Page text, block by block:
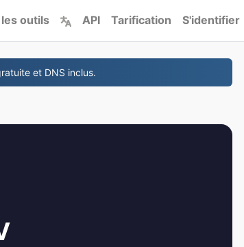
outils API Tarification S'identifier
et DNS inclus.